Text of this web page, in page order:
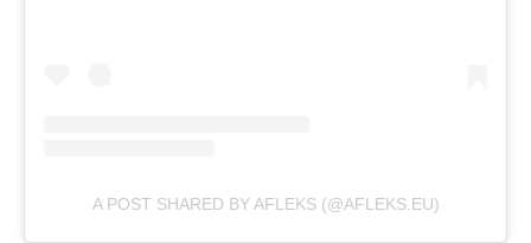
A POST SHARED BY AFLEKS (@AFLEKS.EU)